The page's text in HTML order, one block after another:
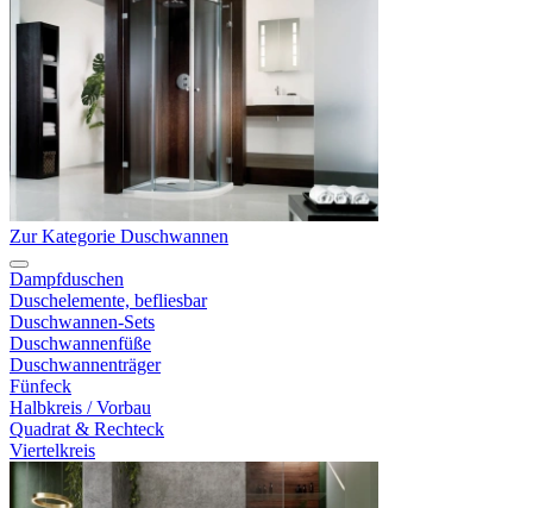
Zur Kategorie Duschwannen
Dampfduschen
Duschelemente, befliesbar
Duschwannen-Sets
Duschwannenfüße
Duschwannenträger
Fünfeck
Halbkreis / Vorbau
Quadrat & Rechteck
Viertelkreis